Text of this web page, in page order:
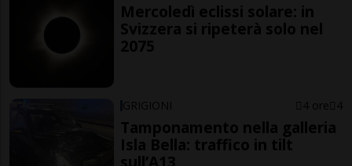
Mercoledì eclissi solare: in
Svizzera si ripeterà solo nel
2075
GRIGIONI 4 ore 4
Tamponamento nella galleria
Isla Bella: traffico in tilt
sull’A13